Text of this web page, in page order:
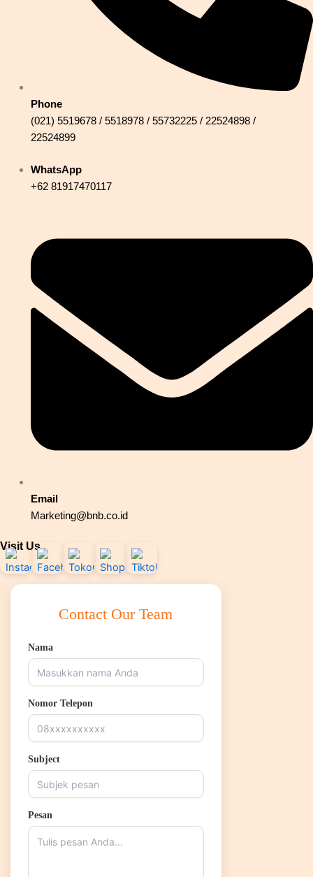
Phone
(021) 5519678 / 5518978 / 55732225 / 22524898 /
22524899
WhatsApp
+62 81917470117
Email
Marketing@bnb.co.id
Visit Us
Contact Our Team
Nama
Nomor Telepon
Subject
Pesan